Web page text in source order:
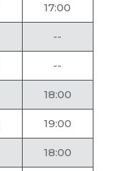
17:00
--
--
18:00
19:00
18:00